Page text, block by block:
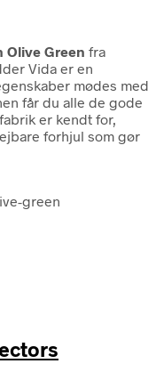
Olive Green fra
Vida er en
mødes med
får du alle de gode
er kendt for,
forhjul som gør
green